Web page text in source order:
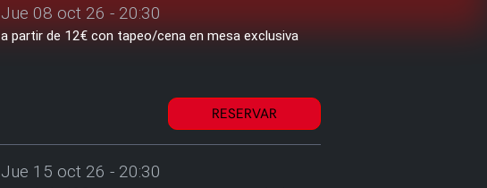
Jue 08 oct 26 - 20:30
a partir de 12€ con tapeo/cena en mesa exclusiva
RESERVAR
Jue 15 oct 26 - 20:30